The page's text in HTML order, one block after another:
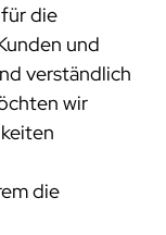
die
und
verständlich
wir
die